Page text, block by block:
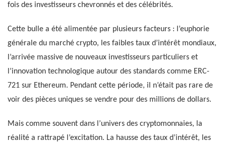
fois des investisseurs chevronnés et des célébrités.
Cette bulle a été alimentée par plusieurs facteurs : l’euphorie
générale du marché crypto, les faibles taux d’intérêt mondiaux,
l’arrivée massive de nouveaux investisseurs particuliers et
l’innovation technologique autour des standards comme ERC-
721 sur Ethereum. Pendant cette période, il n’était pas rare de
voir des pièces uniques se vendre pour des millions de dollars.
Mais comme souvent dans l’univers des cryptomonnaies, la
réalité a rattrapé l’excitation. La hausse des taux d’intérêt, les